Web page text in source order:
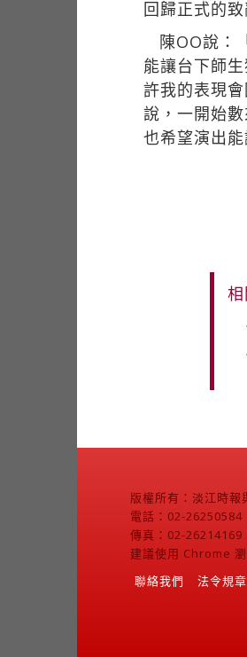
回歸正式的
陳OO說：
能讓台下師
許我的表現
說，一開始
也希望演出
版權所有：淡江時報
電話：02-26250584
傳真：02-26214169
建議使用 Chrome
聯絡我們
法令規章